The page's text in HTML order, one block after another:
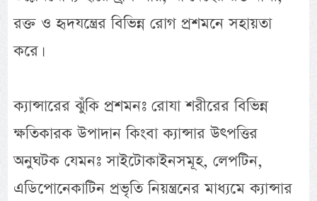
রক্ত ও হৃদযন্ত্রের বিভিন্ন রোগ প্রশমনে সহায়তা
করে।
ক্যান্সারের ঝুঁকি প্রশমনঃ রোযা শরীরের বিভিন্ন
ক্ষতিকারক উপাদান কিংবা ক্যান্সার উৎপত্তির
অনুঘটক যেমনঃ সাইটোকাইনসমূহ, লেপটিন,
এডিপোনেকাটিন প্রভৃতি নিয়ন্ত্রনের মাধ্যমে ক্যান্সার